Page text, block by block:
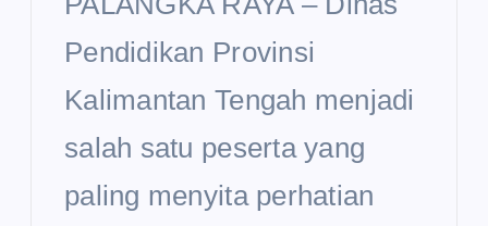
Pendidikan Provinsi
Kalimantan Tengah menjadi
salah satu peserta yang
paling menyita perhatian